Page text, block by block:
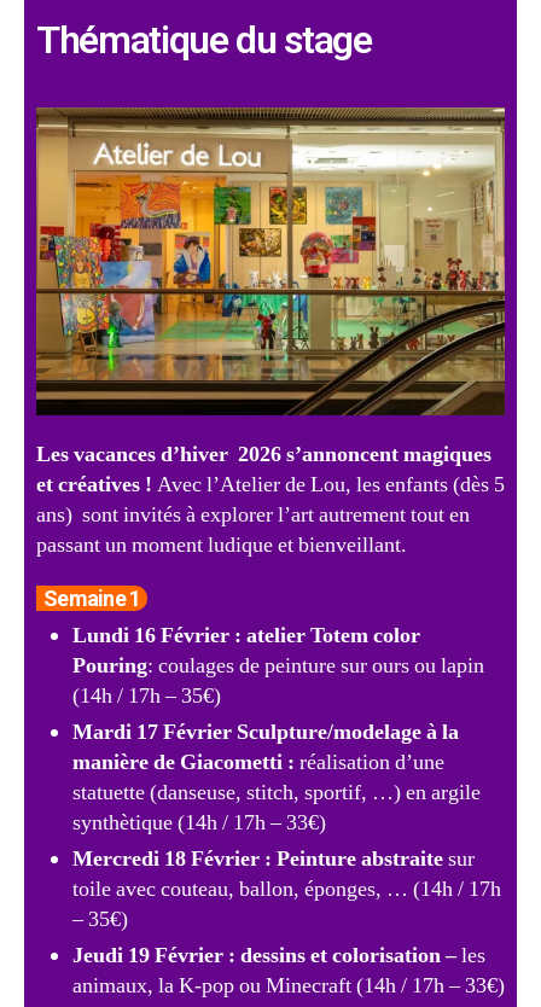
Thématique du stage
Les vacances d’hiver 2026 s’annoncent magiques
et créatives ! Avec l’Atelier de Lou, les enfants (dès 5
ans) sont invités à explorer l’art autrement tout en
passant un moment ludique et bienveillant.
Semaine 1
Lundi 16 Février : atelier Totem color
Pouring: coulages de peinture sur ours ou lapin
(14h / 17h – 35€)
Mardi 17 Février Sculpture/modelage à la
manière de Giacometti : réalisation d’une
statuette (danseuse, stitch, sportif, …) en argile
synthètique (14h / 17h – 33€)
Mercredi 18 Février : Peinture abstraitesur
toile avec couteau, ballon, éponges, … (14h / 17h
– 35€)
Jeudi 19 Février : dessins et colorisation –les
animaux, la K-pop ou Minecraft (14h / 17h – 33€)